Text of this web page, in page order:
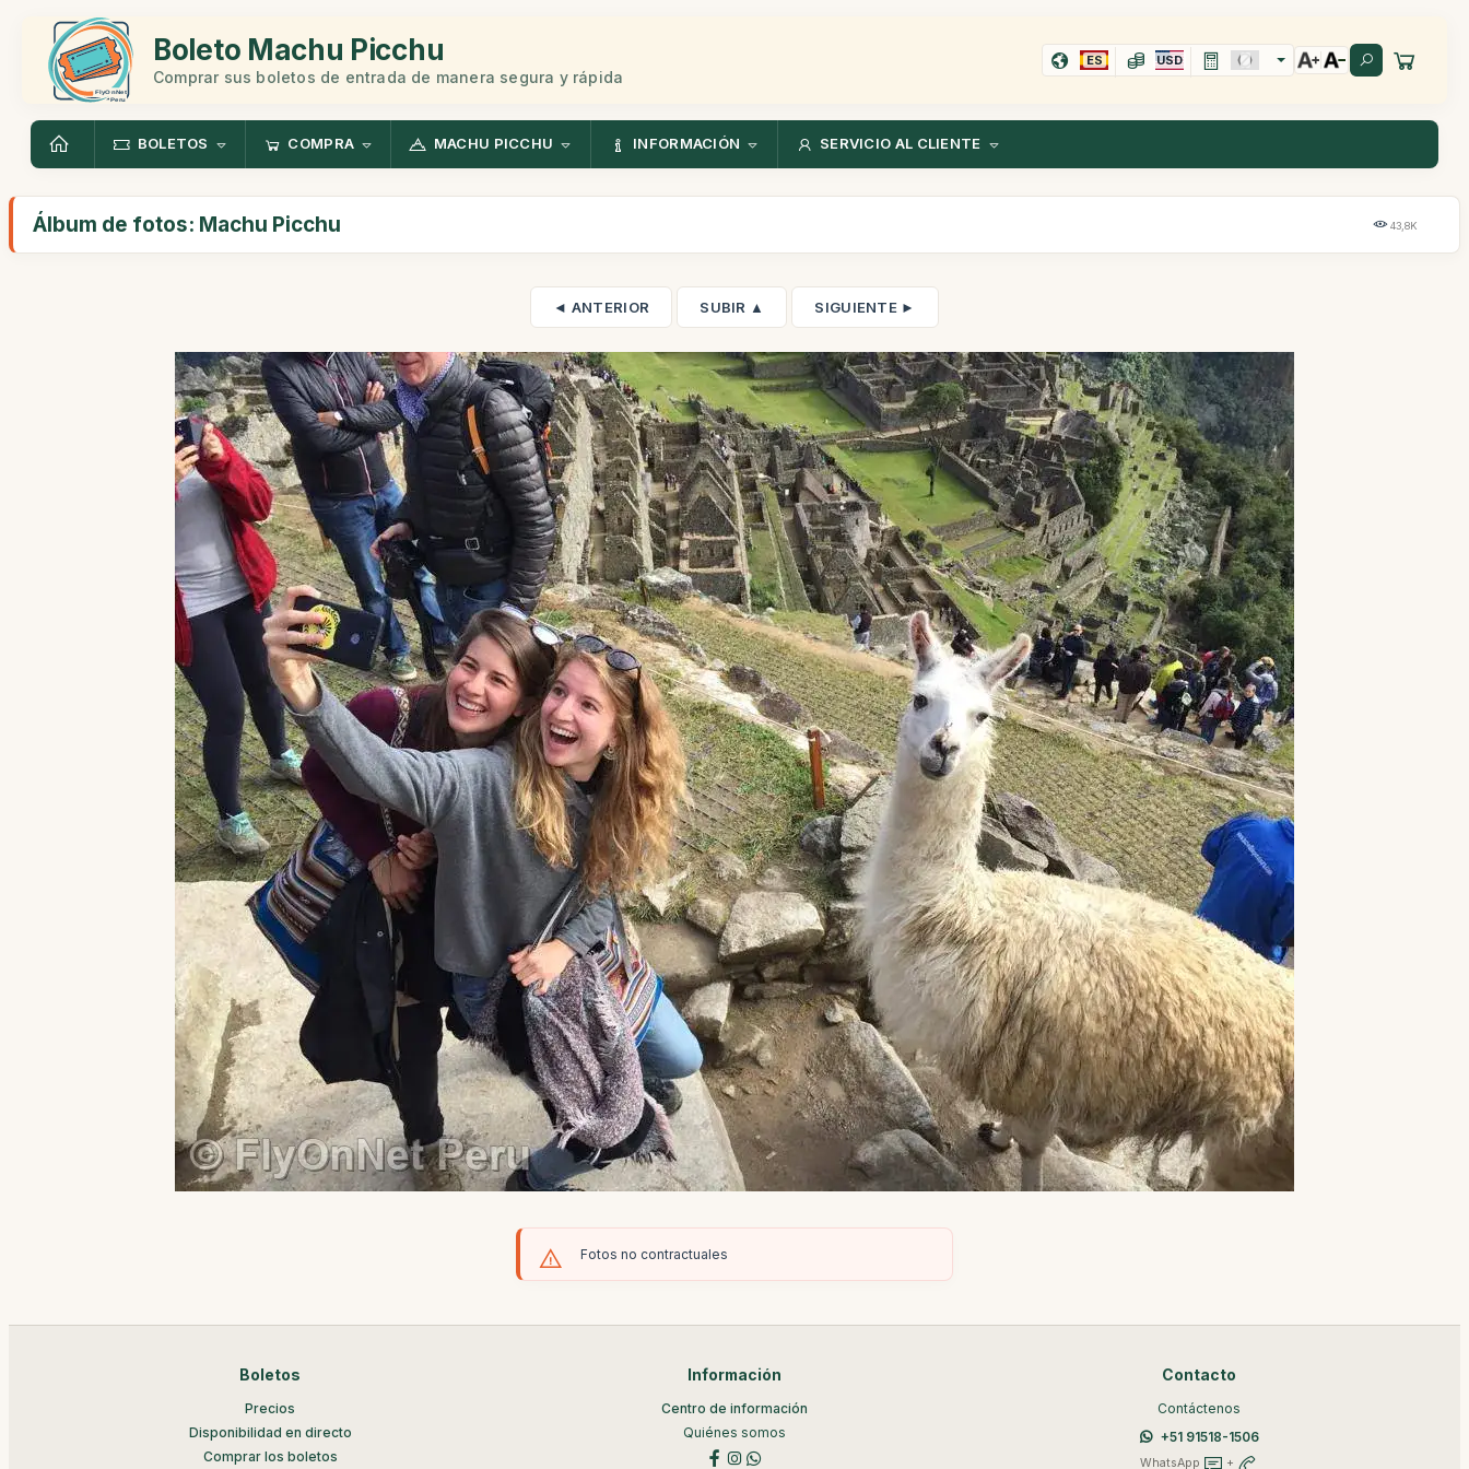
Boleto Machu Picchu
Comprar sus boletos de entrada de manera segura y rápida
ES USD
BOLETOS COMPRA MACHU PICCHU INFORMACIÓN SERVICIO AL CLIENTE
Álbum de fotos: Machu Picchu 43,8K
◄ ANTERIOR SUBIR ▲ SIGUIENTE ►
Fotos no contractuales
Boletos
Precios
Disponibilidad en directo
Comprar los boletos
Información
Centro de información
Quiénes somos
Contacto
Contáctenos
+51 91518-1506
WhatsApp +